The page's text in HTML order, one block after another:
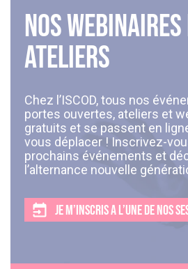
Nos
ateliers
Chez l’ISCOD, tous nos
portes ouvertes, ateliers et
gratuits et se passent en
vous déplacer ! Inscrivez-
prochains événements et
l’alternance nouvelle
JE M’INSCRIS A L’UNE DE NOS